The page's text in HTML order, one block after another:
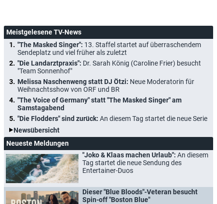
Meistgelesene TV-News
"The Masked Singer": 13. Staffel startet auf überraschendem
Sendeplatz und viel früher als zuletzt
"Die Landarztpraxis": Dr. Sarah König (Caroline Frier) besucht
"Team Sonnenhof"
Melissa Naschenweng statt DJ Ötzi: Neue Moderatorin für
Weihnachtsshow von ORF und BR
"The Voice of Germany" statt "The Masked Singer" am
Samstagabend
"Die Flodders" sind zurück: An diesem Tag startet die neue Serie
Newsübersicht
Neueste Meldungen
"Joko & Klaas machen Urlaub": An diesem
Tag startet die neue Sendung des
Entertainer-Duos
Dieser "Blue Bloods"-Veteran besucht
Spin-off "Boston Blue"